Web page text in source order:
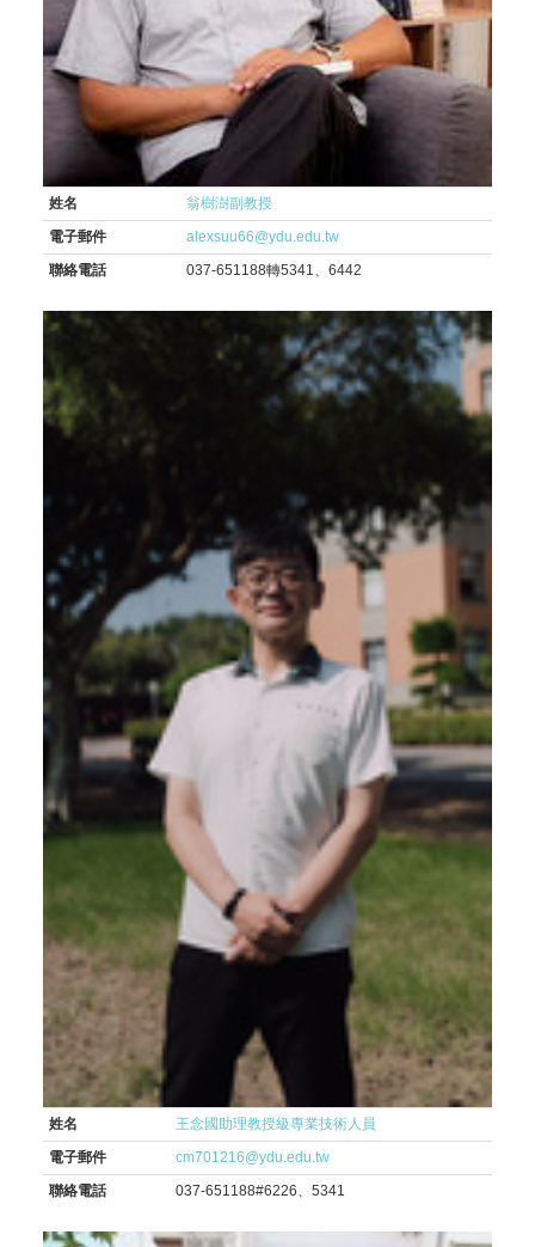
姓名
翁樹澍副教授
電子郵件
alexsuu66@ydu.edu.tw
聯絡電話
037-651188轉5341、6442
姓名
王念國助理教授級專業技術人員
電子郵件
cm701216@ydu.edu.tw
聯絡電話
037-651188#6226、5341